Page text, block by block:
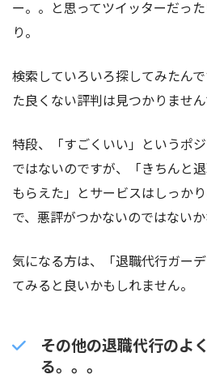
ー。。と思ってツイッターだっ
り。
検索していろいろ探してみたん
た良くない評判は見つかりません
特段、「すごくいい」というポ
ではないのですが、「きちんと
もらえた」とサービスはしっか
で、悪評がつかないのではないか
気になる方は、「退職代行ガー
てみると良いかもしれません。
その他の退職代行のよ
る。。。